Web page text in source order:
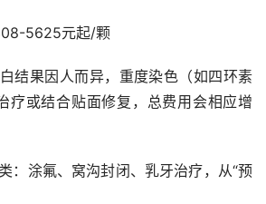
5625元起/颗
疗或结合贴面修复，总费用会相应增